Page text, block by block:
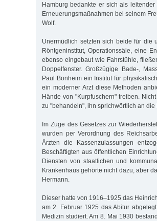
Hamburg bedankte er sich als
Erneuerungsmaßnahmen bei seinem
Wolf.
Unermüdlich setzten sich beide für die
Röntgeninstitut, Operationssäle, eine
ebenso eingebaut wie Fahrstühle,
Doppelfenster. Großzügige Bade-,
Paul Bonheim ein Institut für
ein moderner Arzt diese Methoden
Hände von "Kurpfuschern" treiben.
zu "behandeln", ihn sprichwörtlich an
Im Zuge des Gesetzes zur
wurden per Verordnung des
Ärzten die Kassenzulassungen
Beschäftigten aus öffentlichen
Diensten von staatlichen und
Krankenhaus gehörte nicht dazu, aber
Hermann.
Dieser hatte von 1916–1925 das
am 2. Februar 1925 das Abitur
Medizin studiert. Am 8. Mai 1930